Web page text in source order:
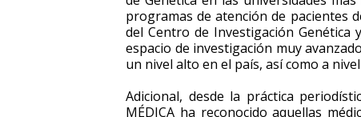
programas de atención de pacientes
del Centro de Investigación Genética
espacio de investigación muy
un nivel alto en el país, así como a
Adicional, desde la práctica
MÉDICA ha reconocido aquellas